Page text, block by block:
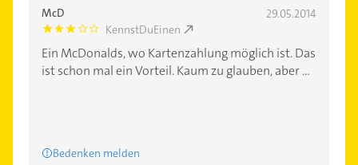
McD 29.05.2014
3.0 KennstDuEinen
Ein McDonalds, wo Kartenzahlung möglich ist. Das
ist schon mal ein Vorteil. Kaum zu glauben, aber ...
Bedenken melden